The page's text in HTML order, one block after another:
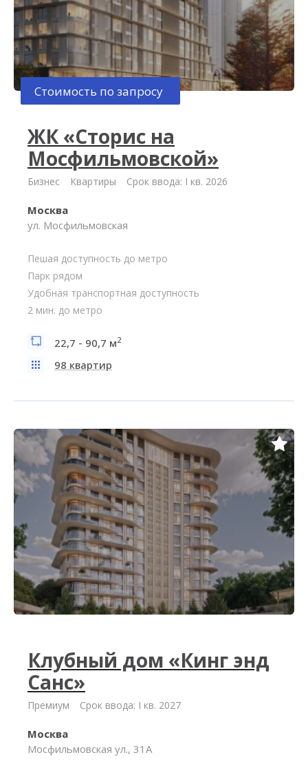
Стоимость по запросу
ЖК «Сторис на
Мосфильмовской»
Бизнес Квартиры Срок ввода: I кв. 2026
Москва
ул. Мосфильмовская
Пешая доступность до метро
Парк рядом
Удобная транспортная доступность
2 мин. до метро
22,7 - 90,7 м2
98 квартир
Клубный дом «Кинг энд
Санс»
Премиум Срок ввода: I кв. 2027
Москва
Мосфильмовская ул., 31А